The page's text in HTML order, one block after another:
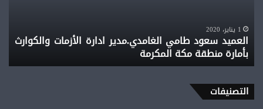
بأمارة
منطقة
مكة
المكرمة
1 يناير، 2020
العميد سعود طامي الغامدي.مدير ادارة الأزمات والكوارث
بأمارة منطقة مكة المكرمة
التصنيفات